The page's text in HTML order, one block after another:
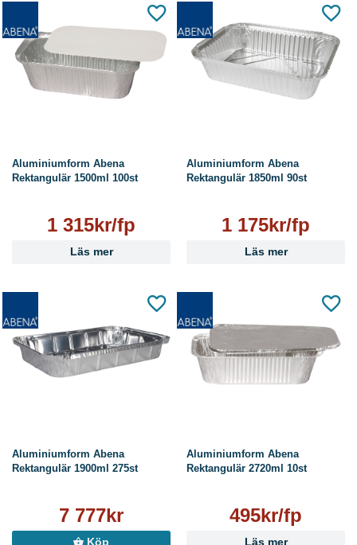
Aluminiumform Abena
Rektangulär 1500ml 100st
1 315kr/fp
Läs mer
Aluminiumform Abena
Rektangulär 1850ml 90st
1 175kr/fp
Läs mer
Aluminiumform Abena
Rektangulär 1900ml 275st
7 777kr
Köp
Aluminiumform Abena
Rektangulär 2720ml 10st
495kr/fp
Läs mer